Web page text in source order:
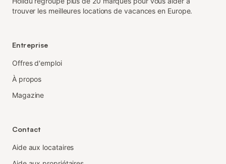
trouver les meilleures locations de vacances en Europe.
Entreprise
Offres d'emploi
À propos
Magazine
Contact
Aide aux locataires